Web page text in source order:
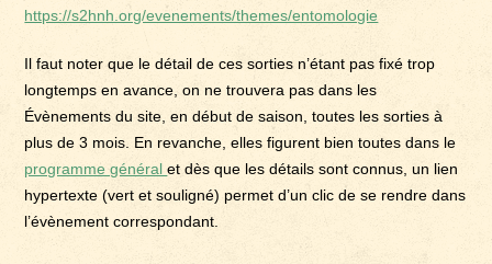
https://s2hnh.org/evenements/themes/entomologie
Il faut noter que le détail de ces sorties n’étant pas fixé trop
longtemps en avance, on ne trouvera pas dans les
Évènements du site, en début de saison, toutes les sorties à
plus de 3 mois. En revanche, elles figurent bien toutes dans le
programme généralet dès que les détails sont connus, un lien
hypertexte (vert et souligné) permet d’un clic de se rendre dans
l’évènement correspondant.